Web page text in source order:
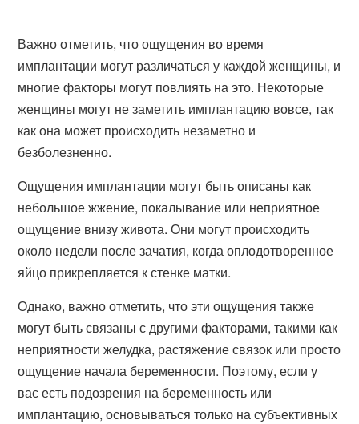
Важно отметить, что ощущения во время
имплантации могут различаться у каждой женщины, и
многие факторы могут повлиять на это. Некоторые
женщины могут не заметить имплантацию вовсе, так
как она может происходить незаметно и
безболезненно.
Ощущения имплантации могут быть описаны как
небольшое жжение, покалывание или неприятное
ощущение внизу живота. Они могут происходить
около недели после зачатия, когда оплодотворенное
яйцо прикрепляется к стенке матки.
Однако, важно отметить, что эти ощущения также
могут быть связаны с другими факторами, такими как
неприятности желудка, растяжение связок или просто
ощущение начала беременности. Поэтому, если у
вас есть подозрения на беременность или
имплантацию, основываться только на субъективных